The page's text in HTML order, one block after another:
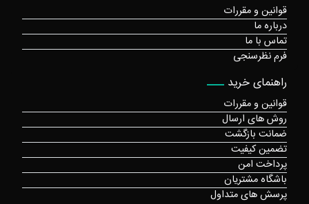
قوانین و مقررات
درباره ما
تماس با ما
فرم نظرسنجی
راهنمای خرید
قوانین و مقررات
روش های ارسال
ضمانت بازگشت
تضمین کیفیت
پرداخت امن
باشگاه مشتریان
پرسش های متداول